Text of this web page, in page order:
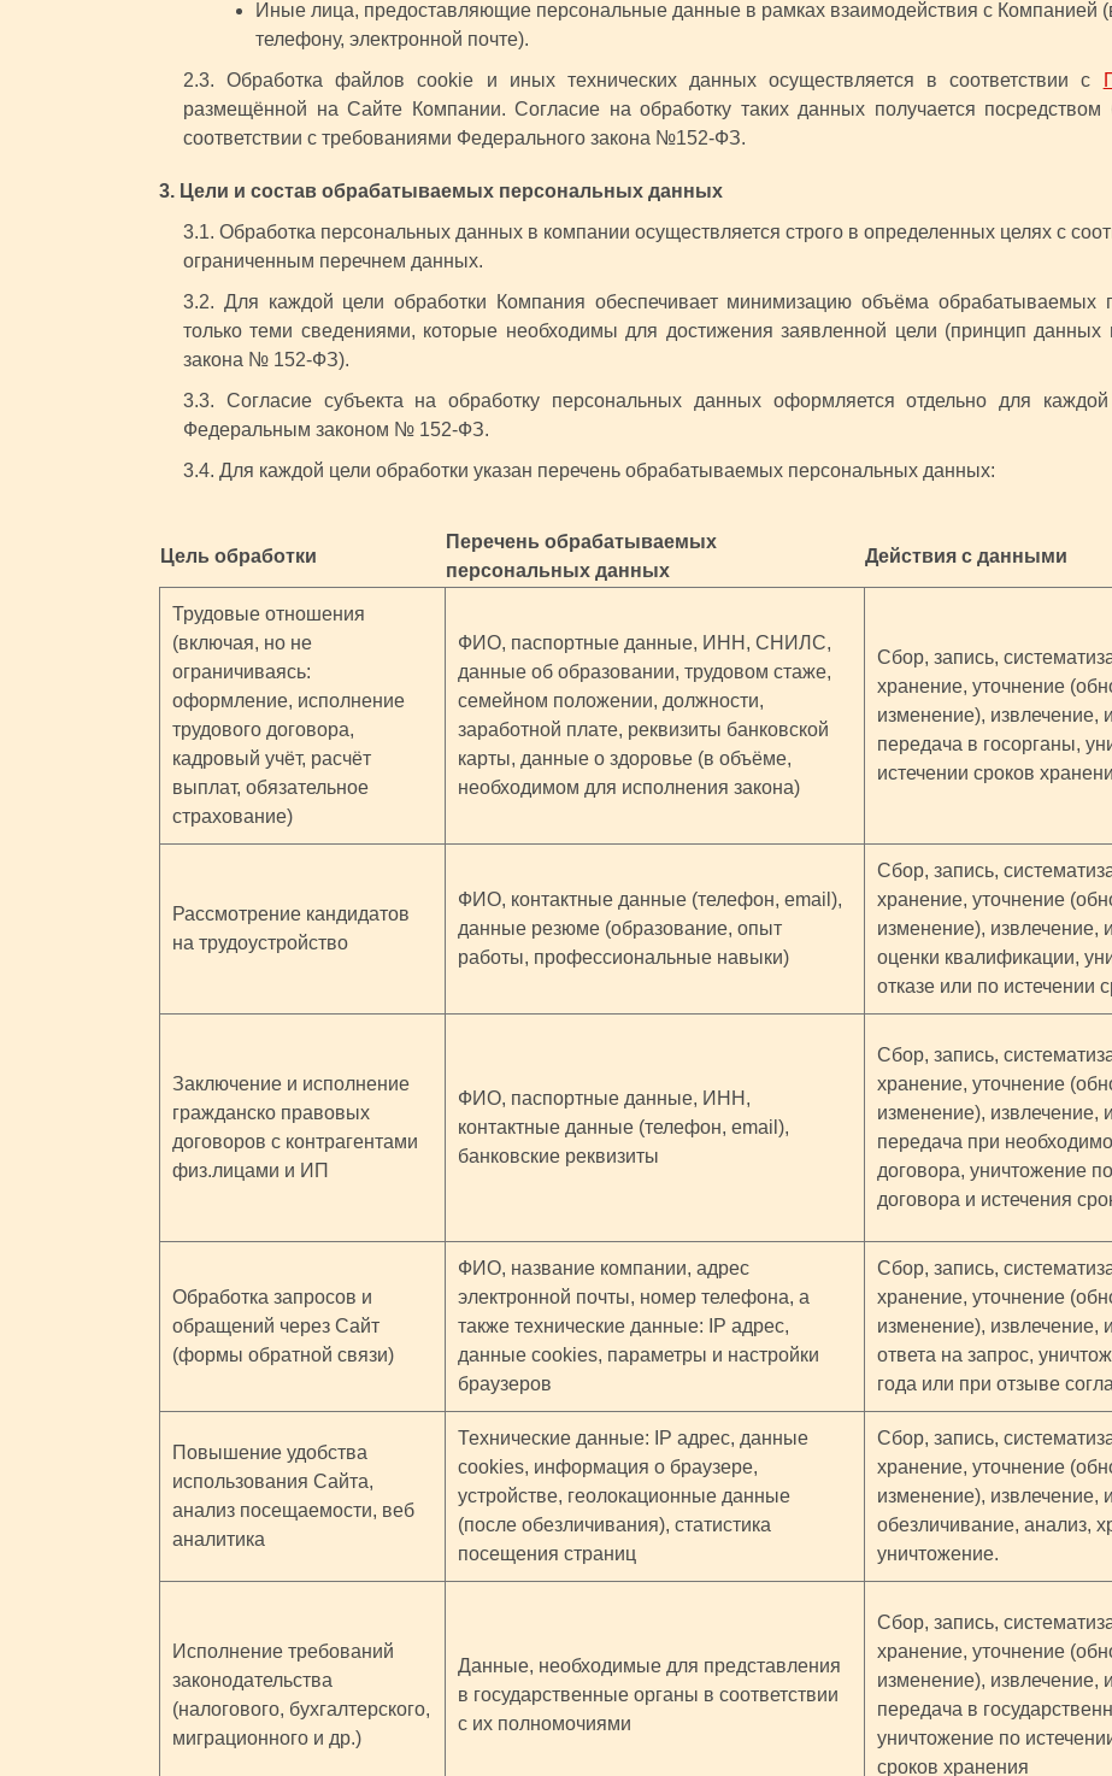
Иные лица, предоставляющие персональные данные в рамках взаимодействия с Компанией
телефону, электронной почте).
2.3. Обработка файлов cookie и иных технических данных осуществляется в соответствии с
размещённой на Сайте Компании. Согласие на обработку таких данных получается
соответствии с требованиями Федерального закона №152‑ФЗ.
3. Цели и состав обрабатываемых персональных данных
3.1. Обработка персональных данных в компании осуществляется строго в определенных целях с
ограниченным перечнем данных.
3.2. Для каждой цели обработки Компания обеспечивает минимизацию объёма обрабатываемых
только теми сведениями, которые необходимы для достижения заявленной цели (принцип
закона № 152-ФЗ).
3.3. Согласие субъекта на обработку персональных данных оформляется отдельно для
Федеральным законом № 152-ФЗ.
3.4. Для каждой цели обработки указан перечень обрабатываемых персональных данных:
Цель обработки
Перечень обрабатываемых
персональных данных
Действия с данными
Трудовые отношения
(включая, но не
ограничиваясь:
оформление, исполнение
трудового договора,
кадровый учёт, расчёт
выплат, обязательное
страхование)
ФИО, паспортные данные, ИНН, СНИЛС,
данные об образовании, трудовом стаже,
семейном положении, должности,
заработной плате, реквизиты банковской
карты, данные о здоровье (в объёме,
необходимом для исполнения закона)
Сбор, запись,
хранение, уточнение
изменение), извлечение,
передача в госорганы,
истечении сроков
Рассмотрение кандидатов
на трудоустройство
ФИО, контактные данные (телефон, email),
данные резюме (образование, опыт
работы, профессиональные навыки)
Сбор, запись,
хранение, уточнение
изменение), извлечение,
оценки квалификации,
отказе или по истечении
Заключение и исполнение
гражданско правовых
договоров с контрагентами
физ.лицами и ИП
ФИО, паспортные данные, ИНН,
контактные данные (телефон, email),
банковские реквизиты
Сбор, запись,
хранение, уточнение
изменение), извлечение,
передача при
договора, уничтожение
договора и истечения
Обработка запросов и
обращений через Сайт
(формы обратной связи)
ФИО, название компании, адрес
электронной почты, номер телефона, а
также технические данные: IP адрес,
данные cookies, параметры и настройки
браузеров
Сбор, запись,
хранение, уточнение
изменение), извлечение,
ответа на запрос,
года или при отзыве
Повышение удобства
использования Сайта,
анализ посещаемости, веб
аналитика
Технические данные: IP адрес, данные
cookies, информация о браузере,
устройстве, геолокационные данные
(после обезличивания), статистика
посещения страниц
Сбор, запись,
хранение, уточнение
изменение), извлечение,
обезличивание, анализ,
уничтожение.
Исполнение требований
законодательства
(налогового, бухгалтерского,
миграционного и др.)
Данные, необходимые для представления
в государственные органы в соответствии
с их полномочиями
Сбор, запись,
хранение, уточнение
изменение), извлечение,
передача в
уничтожение по
сроков хранения